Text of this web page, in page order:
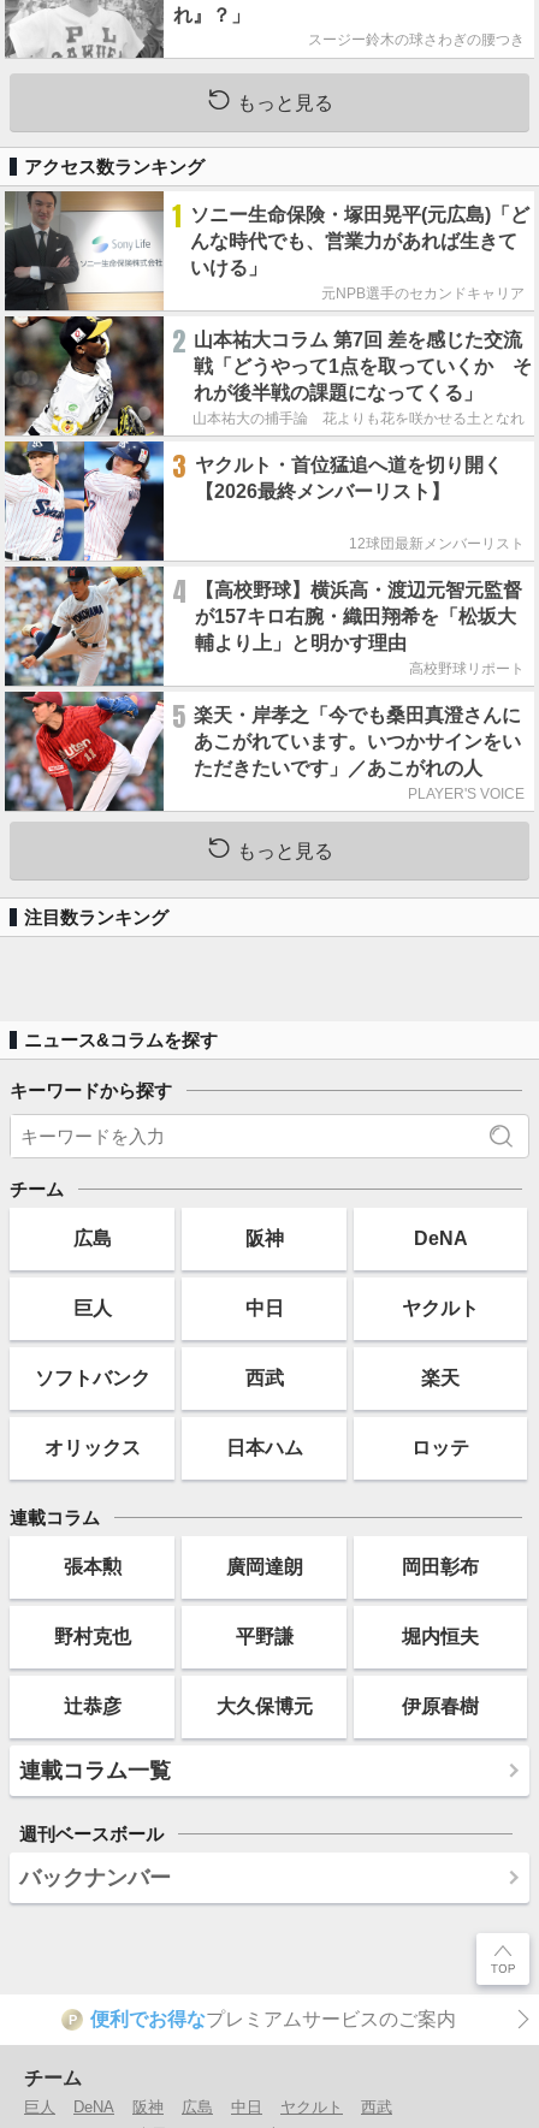
れ』？」
スージー鈴木の球さわぎの腰つき
もっと見る
アクセス数ランキング
1 ソニー生命保険・塚田晃平(元広島)「ど
んな時代でも、営業力があれば生きて
いける」
元NPB選手のセカンドキャリア
2 山本祐大コラム 第7回 差を感じた交流
戦「どうやって1点を取っていくか そ
れが後半戦の課題になってくる」
山本祐大の捕手論 花よりも花を咲かせる土となれ
3 ヤクルト・首位猛追へ道を切り開く
【2026最終メンバーリスト】
12球団最新メンバーリスト
4
【高校野球】横浜高・渡辺元智元監督
が157キロ右腕・織田翔希を「松坂大
輔より上」と明かす理由
高校野球リポート
5 楽天・岸孝之「今でも桑田真澄さんに
あこがれています。いつかサインをい
ただきたいです」／あこがれの人
PLAYER'S VOICE
もっと見る
注目数ランキング
ニュース&コラムを探す
キーワードから探す
チーム
広島 阪神 DeNA
巨人 中日 ヤクルト
ソフトバンク 西武 楽天
オリックス 日本ハム ロッテ
連載コラム
張本勲 廣岡達朗 岡田彰布
野村克也 平野謙 堀内恒夫
辻恭彦 大久保博元 伊原春樹
連載コラム一覧
週刊ベースボール
バックナンバー
P 便利でお得なプレミアムサービスのご案内
チーム
巨人 DeNA 阪神 広島 中日 ヤクルト
西武